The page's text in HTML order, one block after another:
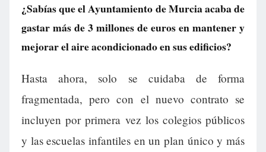
¿Sabías que el Ayuntamiento de Murcia acaba de
gastar más de 3 millones de euros en mantener y
mejorar el aire acondicionado en sus edificios?
Hasta ahora, solo se cuidaba de forma
fragmentada, pero con el nuevo contrato se
incluyen por primera vez los colegios públicos
y las escuelas infantiles en un plan único y más